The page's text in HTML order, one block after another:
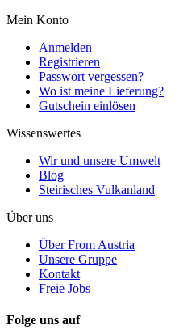
Mein Konto
Anmelden
Registrieren
Passwort vergessen?
Wo ist meine Lieferung?
Gutschein einlösen
Wissenswertes
Wir und unsere Umwelt
Blog
Steirisches Vulkanland
Über uns
Über From Austria
Unsere Gruppe
Kontakt
Freie Jobs
Folge uns auf